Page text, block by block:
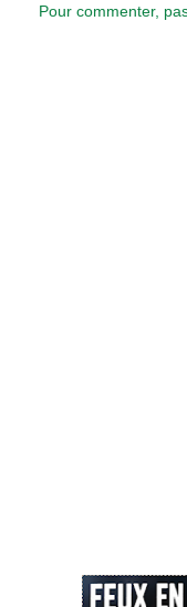
Pour commenter,